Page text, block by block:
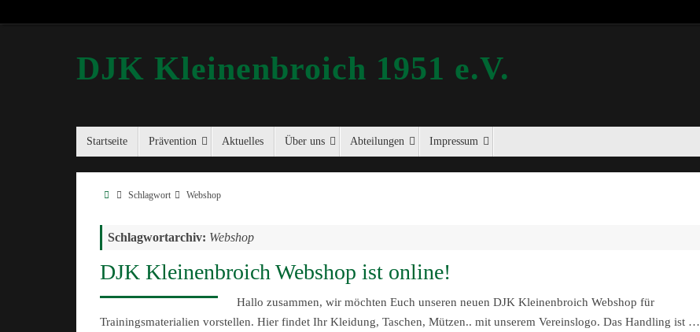
DJK Kleinenbroich 1951 e.V.
Startseite Prävention Aktuelles Über uns Abteilungen Impressum
Schlagwort Webshop
Schlagwortarchiv: Webshop
DJK Kleinenbroich Webshop ist online!
Hallo zusammen, wir möchten Euch unseren neuen DJK Kleinenbroich Webshop für
Trainingsmaterialien vorstellen. Hier findet Ihr Kleidung, Taschen, Mützen.. mit unserem Vereinslogo. Das Handling ist …